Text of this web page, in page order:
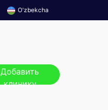
O'zbekcha
Добавить
клинику